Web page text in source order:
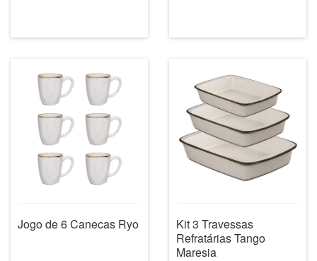
Jogo de 6 Canecas Ryo
Kit 3 Travessas
Refratárias Tango
Maresia